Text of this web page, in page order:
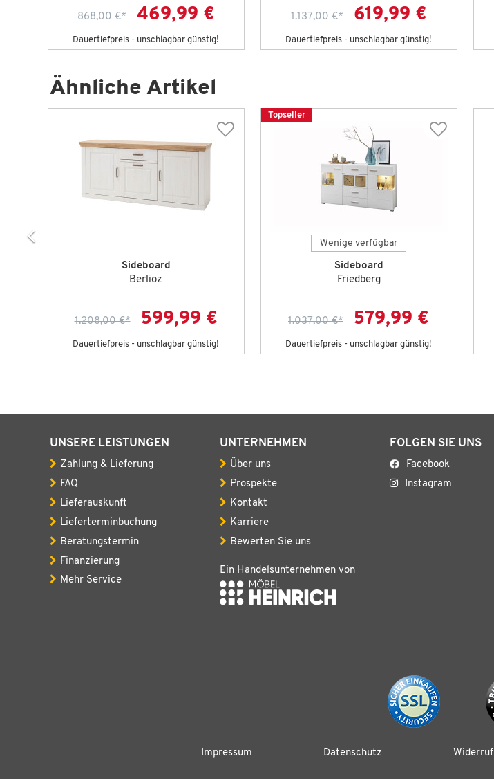
868,00 €* 469,99 €
Dauertiefpreis - unschlagbar günstig!
1.137,00 €* 619,99 €
Dauertiefpreis - unschlagbar günstig!
Ähnliche Artikel
Sideboard
Berlioz
1.208,00 €* 599,99 €
Dauertiefpreis - unschlagbar günstig!
Topseller
Wenige verfügbar
Sideboard
Friedberg
1.037,00 €* 579,99 €
Dauertiefpreis - unschlagbar günstig!
UNSERE LEISTUNGEN
Zahlung & Lieferung
FAQ
Lieferauskunft
Lieferterminbuchung
Beratungstermin
Finanzierung
Mehr Service
UNTERNEHMEN
Über uns
Prospekte
Kontakt
Karriere
Bewerten Sie uns
Ein Handelsunternehmen von
FOLGEN SIE UNS
Facebook
Instagram
Impressum Datenschutz Widerruf